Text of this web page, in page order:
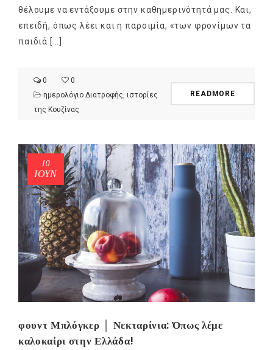
θέλουμε να εντάξουμε στην καθημερινότητά μας. Και,
επειδή, όπως λέει και η παροιμία, «των φρονίμων τα
παιδιά […]
0
0
ημερολόγιο Διατροφής, ιστορίες
της Κουζίνας
READMORE
10
ΙΟΎΝ
φουντ Μπλόγκερ │ Νεκταρίνια: Όπως λέμε
καλοκαίρι στην Ελλάδα!